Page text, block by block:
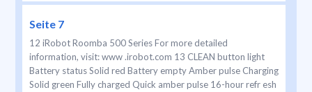
Seite 7
12 iRobot Roomba 500 Series For more detailed
information, visit: www .irobot.com 13 CLEAN button light
Battery status Solid red Battery empty Amber pulse Charging
Solid green Fully charged Quick amber pulse 16-hour refr esh